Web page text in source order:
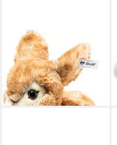
STEIFF
Kuscheltier Melly Hase, 20
cm, aus recycelten PET
Flaschen
ab 49,90 €
lieferbar - in 2-3 Werktagen bei dir